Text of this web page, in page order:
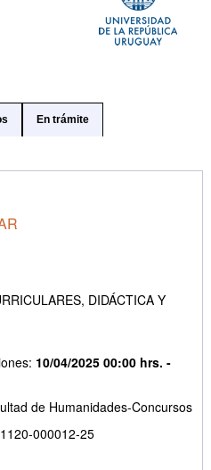
En trámite
DIDÁCTICA Y
10/04/2025 00:00 hrs. -
de Humanidades-Concursos
000012-25